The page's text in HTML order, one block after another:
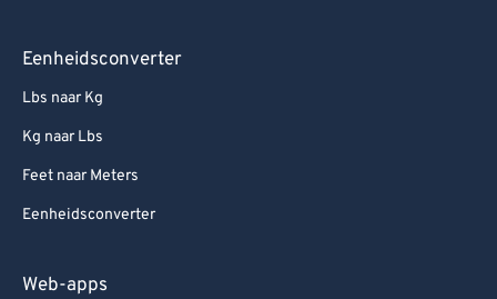
Eenheidsconverter
Lbs naar Kg
Kg naar Lbs
Feet naar Meters
Eenheidsconverter
Web-apps